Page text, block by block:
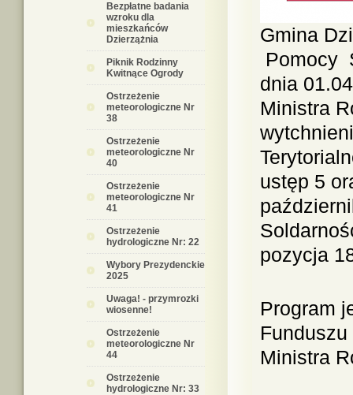
Bezpłatne badania
wzroku dla
mieszkańców
Dzierzążnia
Piknik Rodzinny
Kwitnące Ogrody
Ostrzeżenie
meteorologiczne Nr
38
Ostrzeżenie
meteorologiczne Nr
40
Ostrzeżenie
meteorologiczne Nr
41
Ostrzeżenie
hydrologiczne Nr: 22
Wybory Prezydenckie
2025
Uwaga! - przymrozki
wiosenne!
Ostrzeżenie
meteorologiczne Nr
44
Ostrzeżenie
hydrologiczne Nr: 33
Gmina
Pomocy
dnia
Ministra
ustęp 5
pozycja
Program
Ministra